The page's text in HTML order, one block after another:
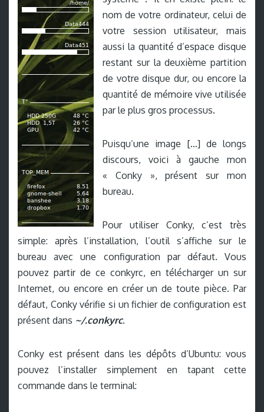
nom de votre ordinateur, celui de
votre session utilisateur, mais
aussi la quantité d’espace disque
restant sur la deuxième partition
de votre disque dur, ou encore la
quantité de mémoire vive utilisée
par le plus gros processus.
Puisqu’une image […] de longs
discours, voici à gauche mon
« Conky », présent sur mon
bureau.
Pour utiliser Conky, c’est très
simple: après l’installation, l’outil s’affiche sur le
bureau avec une configuration par défaut. Vous
pouvez partir de ce conkyrc, en télécharger un sur
Internet, ou encore en créer un de toute pièce. Par
défaut, Conky vérifie si un fichier de configuration est
présent dans ~/.conkyrc.
Conky est présent dans les dépôts d’Ubuntu: vous
pouvez l’installer simplement en tapant cette
commande dans le terminal: